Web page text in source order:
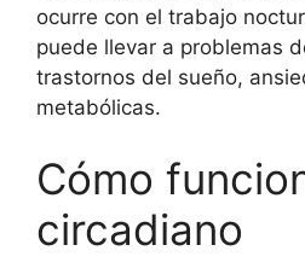
ocurre con el trabajo
puede llevar a problemas
trastornos del sueño,
metabólicas.
Cómo
circadiano